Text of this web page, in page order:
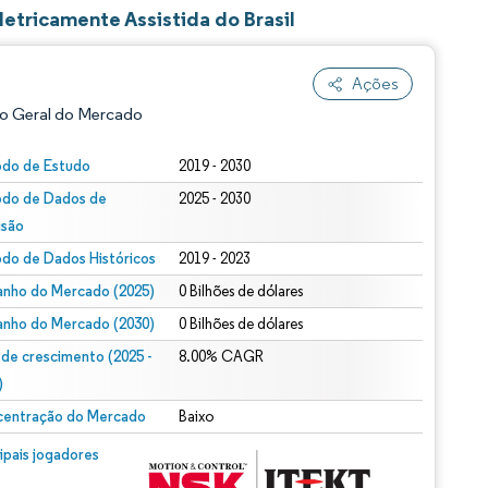
Assistida do Brasil
Ações
Geral do Mercado
de Estudo 2019 - 2030
de Dados de
2025 - 2030
de Dados Históricos 2019 - 2023
do Mercado (2025) 0 Bilhões de dólares
do Mercado (2030) 0 Bilhões de dólares
de crescimento (2025 -
8.00% CAGR
do Mercado Baixo
jogadores
© Mordor Intelligence. O reuso requer atribuição conforme CC BY 4.0.
conforme CC BY 4.0.